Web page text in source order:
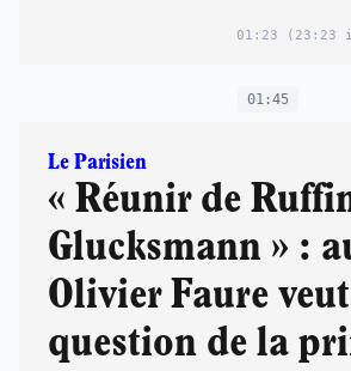
01:23 (23:23
01:45
Le Parisien
« Réunir de
Glucksmann » :
Olivier Faure
question de la